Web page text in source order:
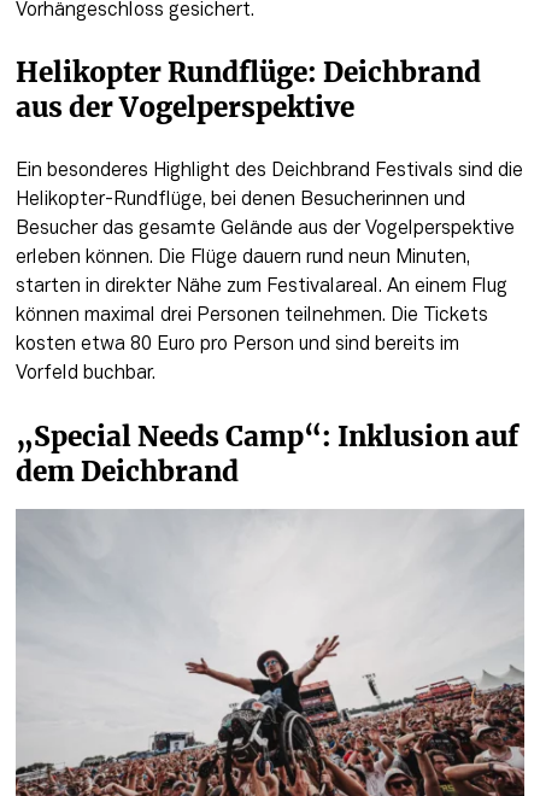
Vorhängeschloss gesichert.
Helikopter Rundflüge: Deichbrand
aus der Vogelperspektive
Ein besonderes Highlight des Deichbrand Festivals sind die
Helikopter-Rundflüge, bei denen Besucherinnen und
Besucher das gesamte Gelände aus der Vogelperspektive
erleben können. Die Flüge dauern rund neun Minuten,
starten in direkter Nähe zum Festivalareal. An einem Flug
können maximal drei Personen teilnehmen. Die Tickets
kosten etwa 80 Euro pro Person und sind bereits im
Vorfeld buchbar.
„Special Needs Camp“: Inklusion auf
dem Deichbrand